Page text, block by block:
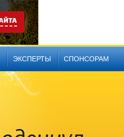
ЭКСПЕРТЫ СПОНСОРАМ